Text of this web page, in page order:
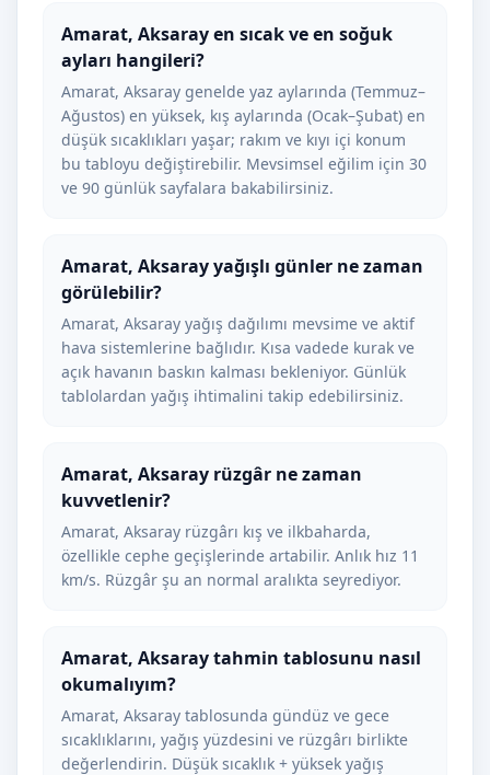
Amarat, Aksaray en sıcak ve en soğuk
ayları hangileri?
Amarat, Aksaray genelde yaz aylarında (Temmuz–
Ağustos) en yüksek, kış aylarında (Ocak–Şubat) en
düşük sıcaklıkları yaşar; rakım ve kıyı içi konum
bu tabloyu değiştirebilir. Mevsimsel eğilim için 30
ve 90 günlük sayfalara bakabilirsiniz.
Amarat, Aksaray yağışlı günler ne zaman
görülebilir?
Amarat, Aksaray yağış dağılımı mevsime ve aktif
hava sistemlerine bağlıdır. Kısa vadede kurak ve
açık havanın baskın kalması bekleniyor. Günlük
tablolardan yağış ihtimalini takip edebilirsiniz.
Amarat, Aksaray rüzgâr ne zaman
kuvvetlenir?
Amarat, Aksaray rüzgârı kış ve ilkbaharda,
özellikle cephe geçişlerinde artabilir. Anlık hız 11
km/s. Rüzgâr şu an normal aralıkta seyrediyor.
Amarat, Aksaray tahmin tablosunu nasıl
okumalıyım?
Amarat, Aksaray tablosunda gündüz ve gece
sıcaklıklarını, yağış yüzdesini ve rüzgârı birlikte
değerlendirin. Düşük sıcaklık + yüksek yağış